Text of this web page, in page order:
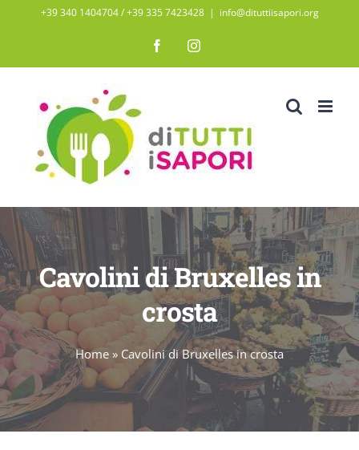
contenuto
+39 340 1404704 / ‭+39 335 7423428‬ | info@dituttiisapori.org
FacebookInstagram
Cavolini di Bruxelles in
crosta
Home » Cavolini di Bruxelles in crosta